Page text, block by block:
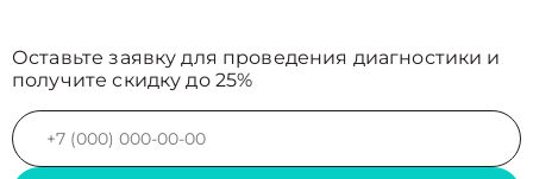
Оставьте заявку для проведения диагностики и
получите скидку до 25%